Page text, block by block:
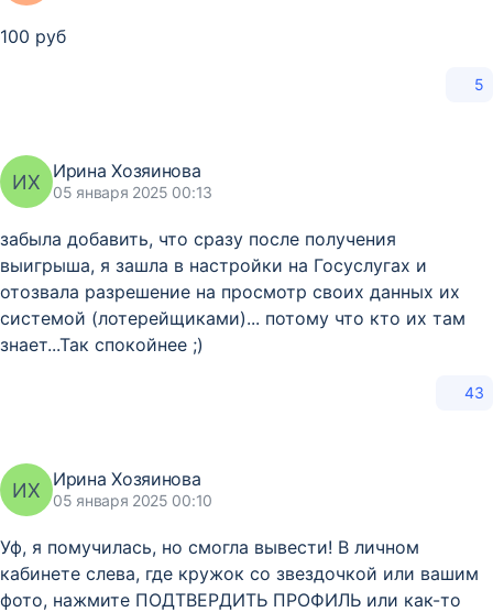
100 руб
5
ИХ Ирина Хозяинова
05 января 2025 00:13
забыла добавить, что сразу после получения
выигрыша, я зашла в настройки на Госуслугах и
отозвала разрешение на просмотр своих данных их
системой (лотерейщиками)... потому что кто их там
знает...Так спокойнее ;)
43
ИХ Ирина Хозяинова
05 января 2025 00:10
Уф, я помучилась, но смогла вывести! В личном
кабинете слева, где кружок со звездочкой или вашим
фото, нажмите ПОДТВЕРДИТЬ ПРОФИЛЬ или как-то